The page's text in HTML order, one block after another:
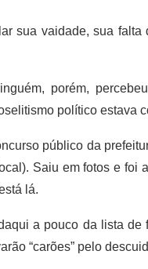
sua vaidade, sua
porém,
político estava
público da
Saiu em fotos e foi
lá.
a pouco da lista
“carões” pelo